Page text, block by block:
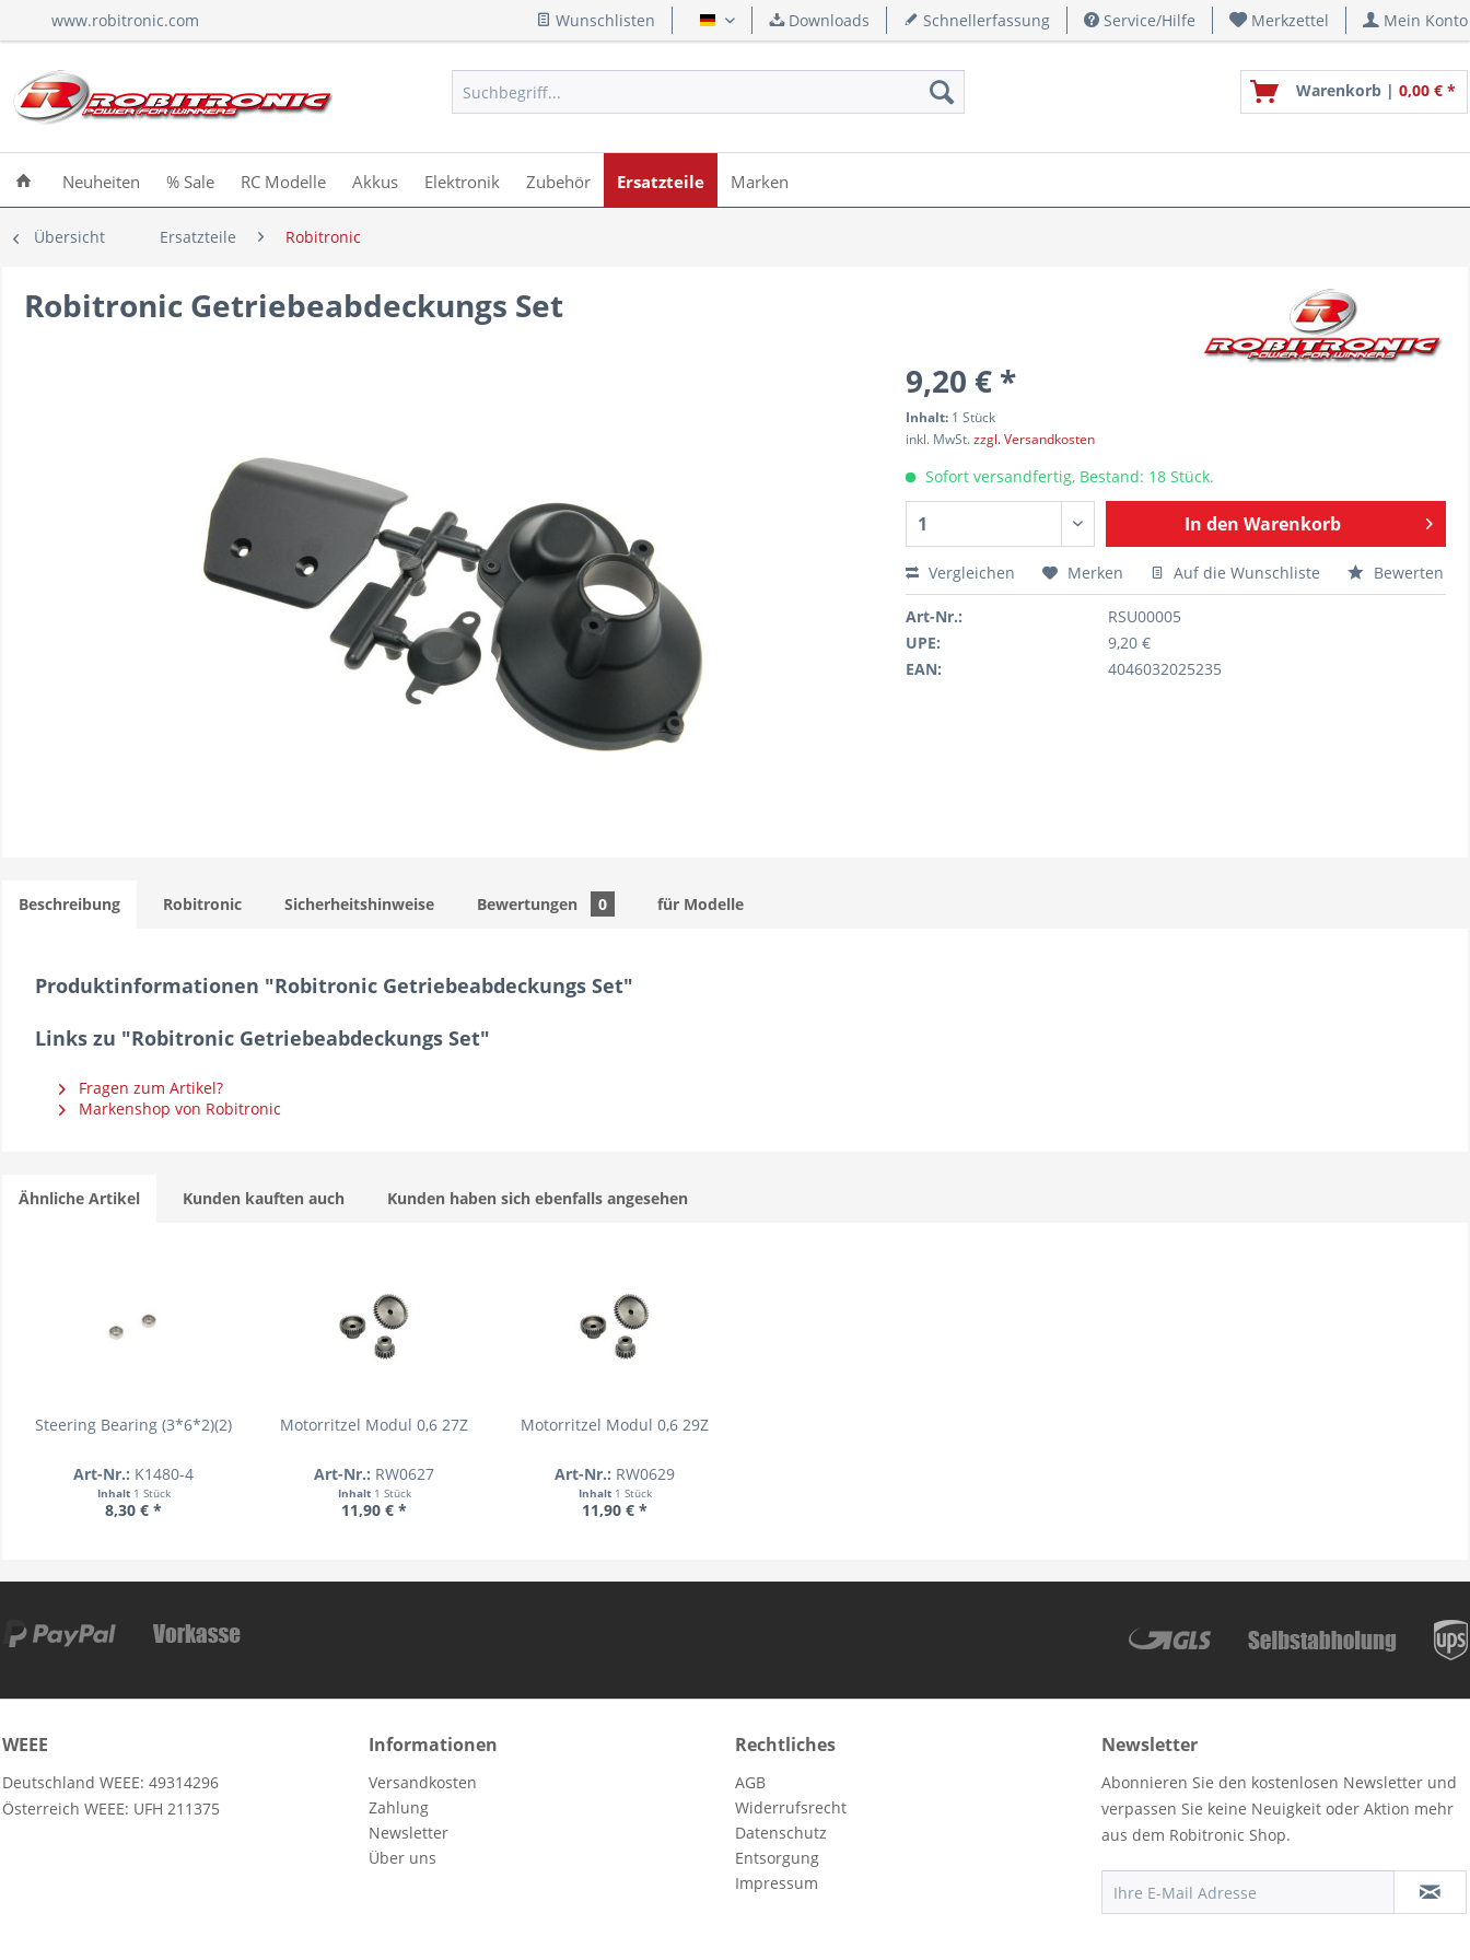
www.robitronic.com Wunschlisten Deutsch Downloads Schnellerfassung Service/Hilfe Merkzettel Mein Konto
Warenkorb | 0,00 € *
Neuheiten % Sale RC Modelle Akkus Elektronik Zubehör Ersatzteile Marken
Übersicht Ersatzteile Robitronic
Robitronic Getriebeabdeckungs Set
9,20 € *
Inhalt: 1 Stück
inkl. MwSt.zzgl. Versandkosten
Sofort versandfertig, Bestand: 18 Stück.
In den Warenkorb
Vergleichen Merken Auf die Wunschliste Bewerten
Art-Nr.:
RSU00005
UPE:
9,20 €
EAN:
4046032025235
Beschreibung Robitronic Sicherheitshinweise Bewertungen 0 für Modelle
Produktinformationen "Robitronic Getriebeabdeckungs Set"
Links zu "Robitronic Getriebeabdeckungs Set"
Fragen zum Artikel?
Markenshop von Robitronic
Ähnliche Artikel Kunden kauften auch Kunden haben sich ebenfalls angesehen
Steering Bearing (3*6*2)(2)
Art-Nr.: K1480-4
Inhalt 1 Stück
8,30 € *
Motorritzel Modul 0,6 27Z
Art-Nr.: RW0627
Inhalt 1 Stück
11,90 € *
Motorritzel Modul 0,6 29Z
Art-Nr.: RW0629
Inhalt 1 Stück
11,90 € *
WEEE
Deutschland WEEE: 49314296
Österreich WEEE: UFH 211375
Informationen
Versandkosten
Zahlung
Newsletter
Über uns
Rechtliches
AGB
Widerrufsrecht
Datenschutz
Entsorgung
Impressum
Newsletter
Abonnieren Sie den kostenlosen Newsletter und
verpassen Sie keine Neuigkeit oder Aktion mehr
aus dem Robitronic Shop.